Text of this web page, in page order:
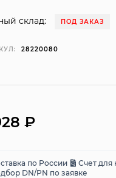
склад: ПОД ЗАКАЗ
28220080
₽
по России
Счет
DN/PN по заявке